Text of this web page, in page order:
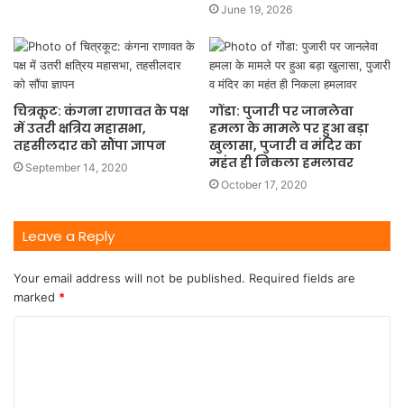
June 19, 2026
चित्रकूट: कंगना राणावत के पक्ष
में उतरी क्षत्रिय महासभा,
तहसीलदार को सौंपा ज्ञापन
September 14, 2020
गोंडा: पुजारी पर जानलेवा
हमला के मामले पर हुआ बड़ा
खुलासा, पुजारी व मंदिर का
महंत ही निकला हमलावर
October 17, 2020
Leave a Reply
Your email address will not be published. Required fields are
marked *